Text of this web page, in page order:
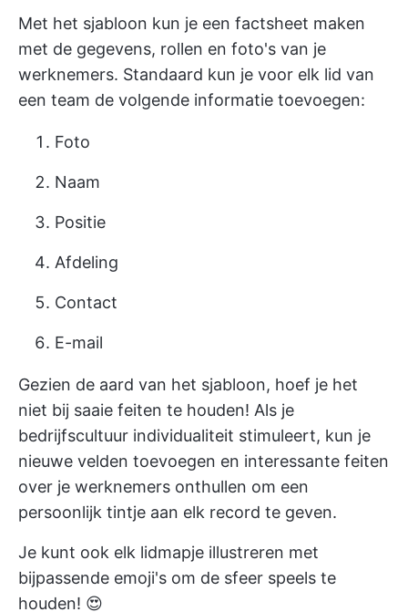
Met het sjabloon kun je een factsheet maken
met de gegevens, rollen en foto's van je
werknemers. Standaard kun je voor elk lid van
een team de volgende informatie toevoegen:
Foto
Naam
Positie
Afdeling
Contact
E-mail
Gezien de aard van het sjabloon, hoef je het
niet bij saaie feiten te houden! Als je
bedrijfscultuur individualiteit stimuleert, kun je
nieuwe velden toevoegen en interessante feiten
over je werknemers onthullen om een
persoonlijk tintje aan elk record te geven.
Je kunt ook elk lidmapje illustreren met
bijpassende emoji's om de sfeer speels te
houden! 😍